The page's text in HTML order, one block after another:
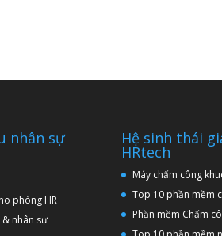
nhân sự
phòng HR
& nhân sự
Hệ sinh thái
HRtech
Máy chấm công
Top 10 phần mềm
Phần mềm Chấm